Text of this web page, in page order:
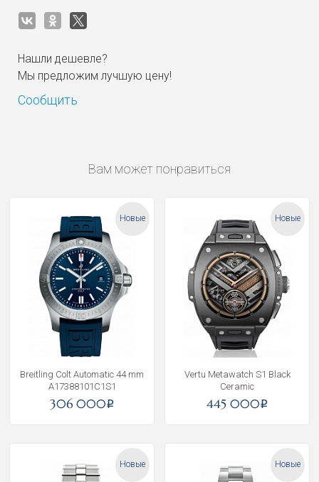
Нашли дешевле?
Мы предложим лучшую цену!
Сообщить
Вам может понравиться
Новые
Breitling Colt Automatic 44 mm
A17388101C1S1
306 000i
Новые
Vertu Metawatch S1 Black
Ceramic
445 000i
Новые Новые